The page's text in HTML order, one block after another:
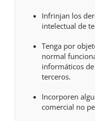
Infrinjan los
intelectual de
Tenga por
normal
informáticos
terceros.
Incorporen
comercial no